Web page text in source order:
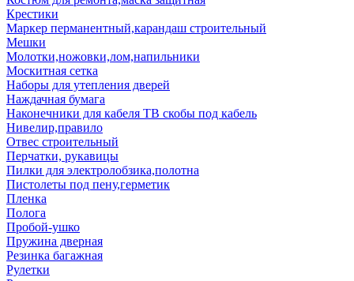
Крестики
Маркер перманентный,карандаш строительный
Мешки
Молотки,ножовки,лом,напильники
Москитная сетка
Наборы для утепления дверей
Наждачная бумага
Наконечники для кабеля ТВ скобы под кабель
Нивелир,правило
Отвес строительный
Перчатки, рукавицы
Пилки для электролобзика,полотна
Пистолеты под пену,герметик
Пленка
Полога
Пробой-ушко
Пружина дверная
Резинка багажная
Рулетки